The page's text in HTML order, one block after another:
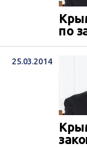
по
25.03.2014